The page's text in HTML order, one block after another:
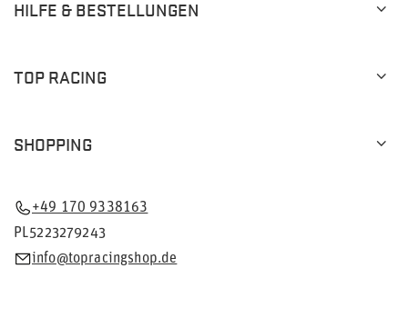
HILFE & BESTELLUNGEN
TOP RACING
SHOPPING
+49 170 9338163
PL5223279243
info@topracingshop.de